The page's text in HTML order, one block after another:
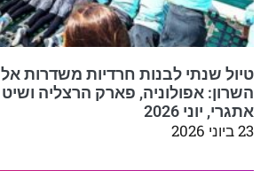
טיול שנתי לבנות חרדיות משדרות
השרון: אפולוניה, פארק הרצליה
אתגרי, יוני 2026
23 ביוני 2026